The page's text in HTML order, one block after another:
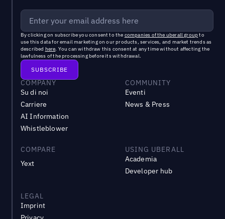
By clicking on subscribe you consent to the companies of the uberall groupto
use this data for email marketing on our products, services, and market trends as
described here. You can withdraw this consent at any time without affecting the
lawfulness of the processing before its withdrawal.
COMPANY
Su di noi
Carriere
AI Information
Whistleblower
COMMUNITY
Eventi
News & Press
COMPARE
Yext
USING UBERALL
Academia
Developer hub
LEGAL
Imprint